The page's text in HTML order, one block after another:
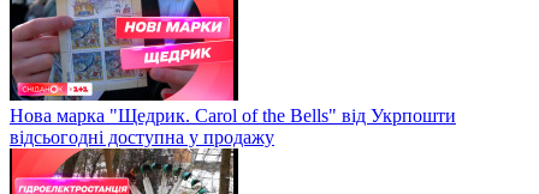
Нова марка "Щедрик. Carol of the Bells" від Укрпошти
відсьогодні доступна у продажу